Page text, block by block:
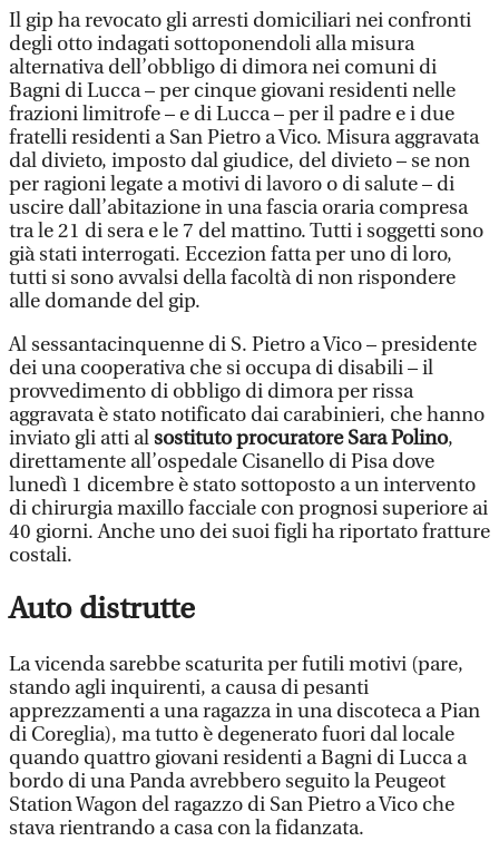
Il gip ha revocato gli arresti domiciliari nei confronti
degli otto indagati sottoponendoli alla misura
alternativa dell’obbligo di dimora nei comuni di
Bagni di Lucca – per cinque giovani residenti nelle
frazioni limitrofe – e di Lucca – per il padre e i due
fratelli residenti a San Pietro a Vico. Misura aggravata
dal divieto, imposto dal giudice, del divieto – se non
per ragioni legate a motivi di lavoro o di salute – di
uscire dall’abitazione in una fascia oraria compresa
tra le 21 di sera e le 7 del mattino. Tutti i soggetti sono
già stati interrogati. Eccezion fatta per uno di loro,
tutti si sono avvalsi della facoltà di non rispondere
alle domande del gip.
Al sessantacinquenne di S. Pietro a Vico – presidente
dei una cooperativa che si occupa di disabili – il
provvedimento di obbligo di dimora per rissa
aggravata è stato notificato dai carabinieri, che hanno
inviato gli atti alsostituto procuratore Sara Polino,
direttamente all’ospedale Cisanello di Pisa dove
lunedì 1 dicembre è stato sottoposto a un intervento
di chirurgia maxillo facciale con prognosi superiore ai
40 giorni. Anche uno dei suoi figli ha riportato fratture
costali.
Auto distrutte
La vicenda sarebbe scaturita per futili motivi (pare,
stando agli inquirenti, a causa di pesanti
apprezzamenti a una ragazza in una discoteca a Pian
di Coreglia), ma tutto è degenerato fuori dal locale
quando quattro giovani residenti a Bagni di Lucca a
bordo di una Panda avrebbero seguito la Peugeot
Station Wagon del ragazzo di San Pietro a Vico che
stava rientrando a casa con la fidanzata.